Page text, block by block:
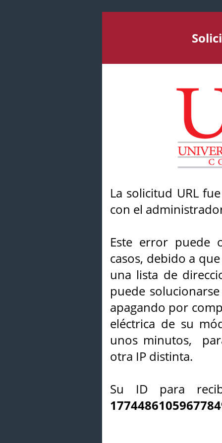
La solicitud URL
con el
Este error puede
casos, debido a
una lista de
puede
apagando por
eléctrica de su
unos minutos,
otra IP distinta.
Su ID para